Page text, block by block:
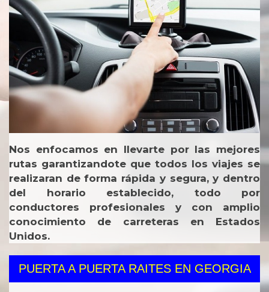
Nos enfocamos en llevarte por las mejores
rutas garantizandote que todos los viajes se
realizaran de forma rápida y segura, y dentro
del horario establecido, todo por
conductores profesionales y con amplio
conocimiento de carreteras en Estados
Unidos.
PUERTA A PUERTA RAITES EN GEORGIA